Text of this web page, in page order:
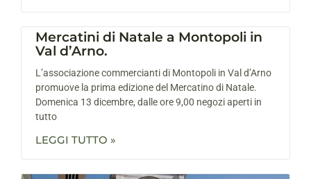
Mercatini di Natale a Montopoli in
Val d’Arno.
L’associazione commercianti di Montopoli in Val d’Arno
promuove la prima edizione del Mercatino di Natale.
Domenica 13 dicembre, dalle ore 9,00 negozi aperti in
tutto
LEGGI TUTTO »